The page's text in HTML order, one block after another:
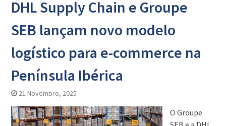
DHL Supply Chain e Groupe
SEB lançam novo modelo
logístico para e-commerce na
Península Ibérica
21 Novembro, 2025
O Groupe